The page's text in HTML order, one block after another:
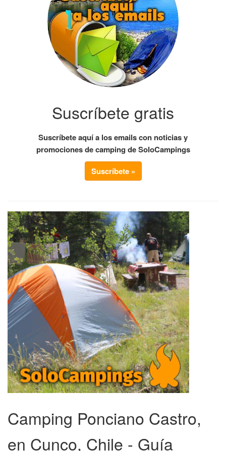
Suscríbete gratis
Suscríbete aquí a los emails con noticias y
promociones de camping de SoloCampings
Suscríbete »
Camping Ponciano Castro,
en Cunco, Chile - Guía